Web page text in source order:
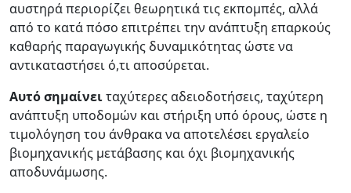
αυστηρά περιορίζει θεωρητικά τις εκπομπές, αλλά
από το κατά πόσο επιτρέπει την ανάπτυξη επαρκούς
καθαρής παραγωγικής δυναμικότητας ώστε να
αντικαταστήσει ό,τι αποσύρεται.
Αυτό σημαίνειταχύτερες αδειοδοτήσεις, ταχύτερη
ανάπτυξη υποδομών και στήριξη υπό όρους, ώστε η
τιμολόγηση του άνθρακα να αποτελέσει εργαλείο
βιομηχανικής μετάβασης και όχι βιομηχανικής
αποδυνάμωσης.